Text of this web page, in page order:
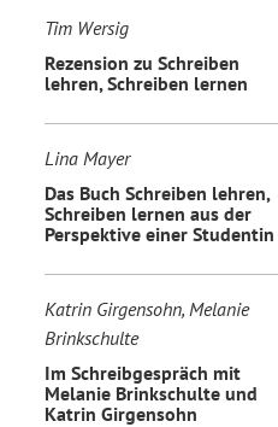
Tim Wersig
Rezension zu Schreiben
lehren, Schreiben lernen
Lina Mayer
Das Buch Schreiben lehren,
Schreiben lernen aus der
Perspektive einer Studentin
Katrin Girgensohn, Melanie
Brinkschulte
Im Schreibgespräch mit
Melanie Brinkschulte und
Katrin Girgensohn